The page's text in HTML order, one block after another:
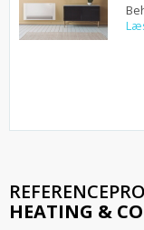
HEATING &